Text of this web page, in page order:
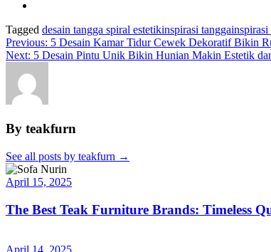
Tagged desain tangga spiral estetikinspirasi tanggainspirasi
Previous: 5 Desain Kamar Tidur Cewek Dekoratif Bikin
Next: 5 Desain Pintu Unik Bikin Hunian Makin Estetik
By teakfurn
See all posts by teakfurn →
April 15, 2025
The Best Teak Furniture Brands: Timeless